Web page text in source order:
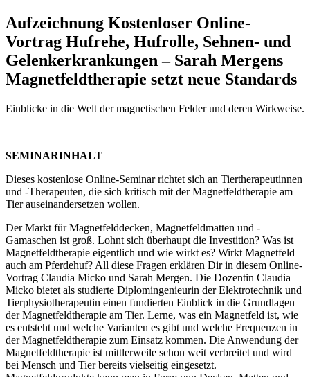
Aufzeichnung Kostenloser Online-
Vortrag Hufrehe, Hufrolle, Sehnen- und
Gelenkerkrankungen – Sarah Mergens
Magnetfeldtherapie setzt neue Standards
Einblicke in die Welt der magnetischen Felder und deren Wirkweise.
SEMINARINHALT
Dieses kostenlose Online-Seminar richtet sich an Tiertherapeutinnen
und -Therapeuten, die sich kritisch mit der Magnetfeldtherapie am
Tier auseinandersetzen wollen.
Der Markt für Magnetfelddecken, Magnetfeldmatten und -
Gamaschen ist groß. Lohnt sich überhaupt die Investition? Was ist
Magnetfeldtherapie eigentlich und wie wirkt es? Wirkt Magnetfeld
auch am Pferdehuf? All diese Fragen erklären Dir in diesem Online-
Vortrag Claudia Micko und Sarah Mergen. Die Dozentin Claudia
Micko bietet als studierte Diplomingenieurin der Elektrotechnik und
Tierphysiotherapeutin einen fundierten Einblick in die Grundlagen
der Magnetfeldtherapie am Tier. Lerne, was ein Magnetfeld ist, wie
es entsteht und welche Varianten es gibt und welche Frequenzen in
der Magnetfeldtherapie zum Einsatz kommen. Die Anwendung der
Magnetfeldtherapie ist mittlerweile schon weit verbreitet und wird
bei Mensch und Tier bereits vielseitig eingesetzt.